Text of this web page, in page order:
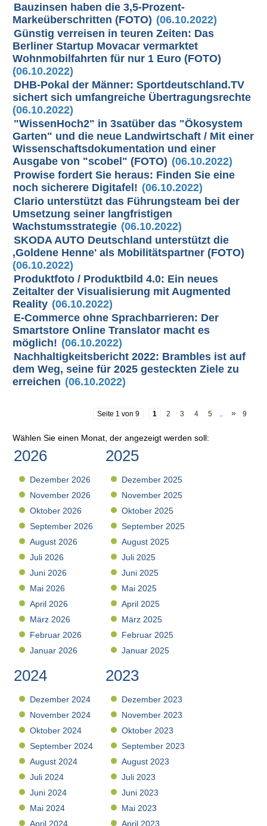
Bauzinsen haben die 3,5-Prozent-
Markeüberschritten (FOTO) (06.10.2022)
Günstig verreisen in teuren Zeiten: Das
Berliner Startup Movacar vermarktet
Wohnmobilfahrten für nur 1 Euro (FOTO)
(06.10.2022)
DHB-Pokal der Männer: Sportdeutschland.TV
sichert sich umfangreiche Übertragungsrechte
(06.10.2022)
"WissenHoch2" in 3satüber das "Ökosystem
Garten" und die neue Landwirtschaft / Mit einer
Wissenschaftsdokumentation und einer
Ausgabe von "scobel" (FOTO) (06.10.2022)
Prowise fordert Sie heraus: Finden Sie eine
noch sicherere Digitafel! (06.10.2022)
Clario unterstützt das Führungsteam bei der
Umsetzung seiner langfristigen
Wachstumsstrategie (06.10.2022)
SKODA AUTO Deutschland unterstützt die
,Goldene Henne' als Mobilitätspartner (FOTO)
(06.10.2022)
Produktfoto / Produktbild 4.0: Ein neues
Zeitalter der Visualisierung mit Augmented
Reality (06.10.2022)
E-Commerce ohne Sprachbarrieren: Der
Smartstore Online Translator macht es
möglich! (06.10.2022)
Nachhaltigkeitsbericht 2022: Brambles ist auf
dem Weg, seine für 2025 gesteckten Ziele zu
erreichen (06.10.2022)
Seite 1 von 9 1 2 3 4 5 » 9
Wählen Sie einen Monat, der angezeigt werden soll:
2026
Dezember 2026
November 2026
Oktober 2026
September 2026
August 2026
Juli 2026
Juni 2026
Mai 2026
April 2026
März 2026
Februar 2026
Januar 2026
2025
Dezember 2025
November 2025
Oktober 2025
September 2025
August 2025
Juli 2025
Juni 2025
Mai 2025
April 2025
März 2025
Februar 2025
Januar 2025
2024
Dezember 2024
November 2024
Oktober 2024
September 2024
August 2024
Juli 2024
Juni 2024
Mai 2024
April 2024
2023
Dezember 2023
November 2023
Oktober 2023
September 2023
August 2023
Juli 2023
Juni 2023
Mai 2023
April 2023